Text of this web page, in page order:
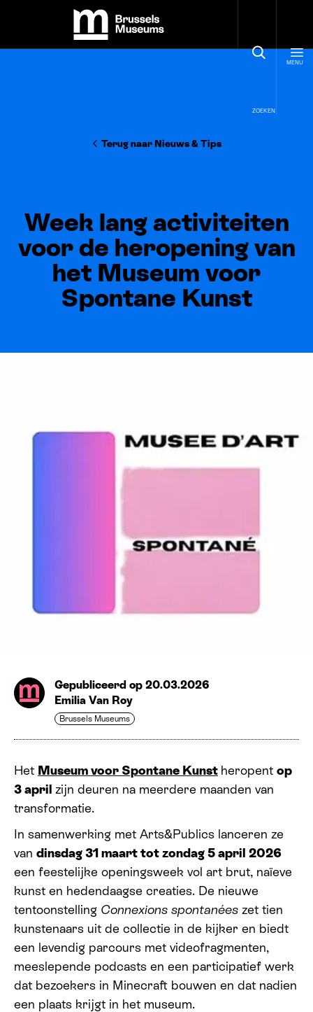
Brussels Museums
ZOEKEN
MENU
Terug naar Nieuws& Tips
Week lang activiteiten
voor de heropening van
het Museum voor
Spontane Kunst
Gepubliceerd op 20.03.2026
Emilia Van Roy
Brussels Museums
Het Museum voor Spontane Kunst heropent op
3 april zijn deuren na meerdere maanden van
transformatie.
In samenwerking met Arts&Publics lanceren ze
van dinsdag 31 maart tot zondag 5 april 2026
een feestelijke openingsweek vol art brut, naïeve
kunst en hedendaagse creaties. De nieuwe
tentoonstelling Connexions spontanées zet tien
kunstenaars uit de collectie in de kijker en biedt
een levendig parcours met videofragmenten,
meeslepende podcasts en een participatief werk
dat bezoekers in Minecraft bouwen en dat nadien
een plaats krijgt in het museum.
Cookies beheer paneel